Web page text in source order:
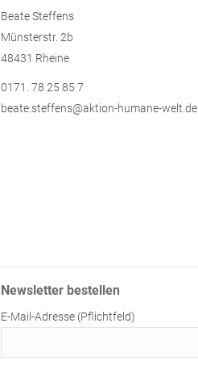
Beate Steffens
Münsterstr. 2b
48431 Rheine
0171. 78 25 85 7
beate.steffens@aktion-humane-welt.de
Newsletter bestellen
E-Mail-Adresse (Pflichtfeld)